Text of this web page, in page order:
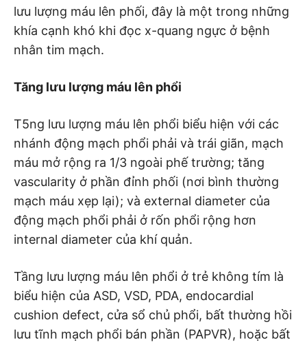
lưu lượng máu lên phối, đây là một trong những
khía cạnh khó khi đọc x-quang ngực ở bệnh
nhân tim mạch.
Tăng lưu lượng máu lên phổi
T5ng lưu lượng máu lên phổi biểu hiện với các
nhánh động mạch phổi phải và trái giãn, mạch
máu mở rộng ra 1/3 ngoài phế trường; tăng
vascularity ở phần đỉnh phối (nơi bình thường
mạch máu xẹp lại); và external diameter của
động mạch phổi phải ở rốn phổi rộng hơn
internal diameter của khí quản.
Tầng lưu lượng máu lên phổi ở trẻ không tím là
biểu hiện của ASD, VSD, PDA, endocardial
cushion defect, cửa sổ chủ phổi, bất thường hồi
lưu tĩnh mạch phổi bán phần (PAPVR), hoặc bất